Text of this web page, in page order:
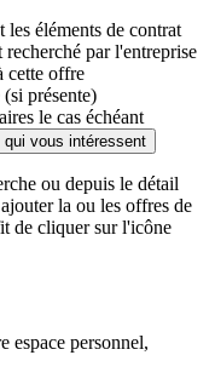
les éléments de contrat
par l'entreprise
cette offre
présente)
le cas échéant
vous intéressent
ou depuis le détail
la ou les offres de
de cliquer sur l'icône
espace personnel,